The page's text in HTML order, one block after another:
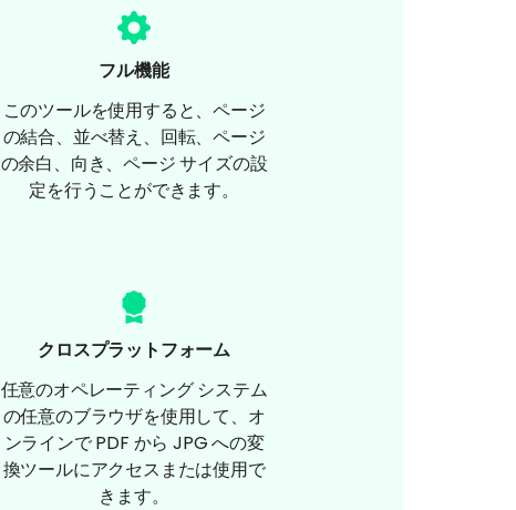
フル機能
このツールを使用すると、ページ
の結合、並べ替え、回転、ページ
の余白、向き、ページ サイズの設
定を行うことができます。
クロスプラットフォーム
任意のオペレーティング システム
の任意のブラウザを使用して、オ
ンラインで PDF から JPG への変
換ツールにアクセスまたは使用で
きます。